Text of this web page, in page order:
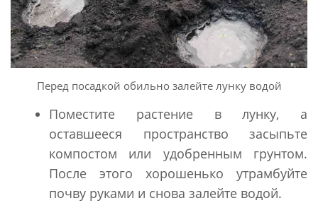
Перед посадкой обильно залейте лунку водой
Поместите растение в лунку, а
оставшееся пространство засыпьте
компостом или удобренным грунтом.
После этого хорошенько утрамбуйте
почву руками и снова залейте водой.